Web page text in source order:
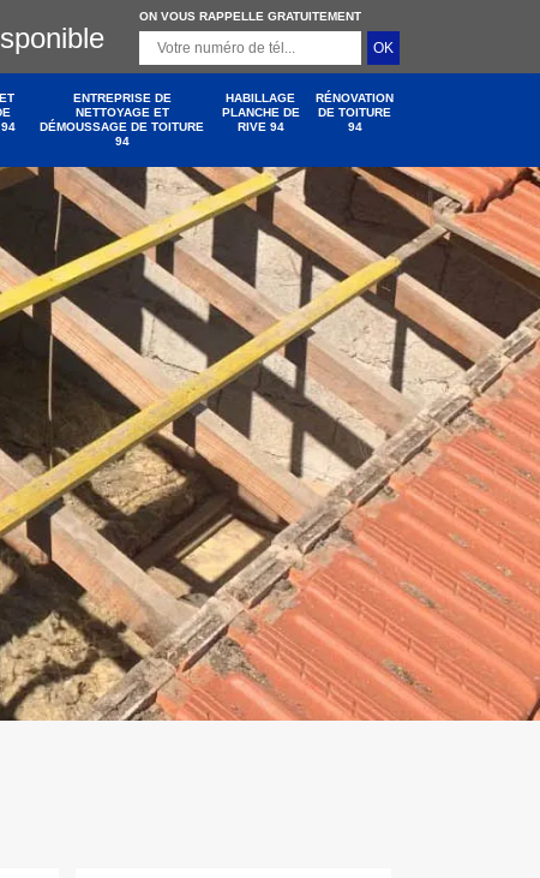
ON VOUS RAPPELLE GRATUITEMENT
ENTREPRISE DE
NETTOYAGE ET
DÉMOUSSAGE DE TOITURE
94
HABILLAGE
PLANCHE DE
RIVE 94
RÉNOVATION
DE TOITURE
94